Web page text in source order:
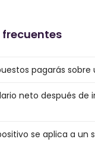
pagarás
neto después
se aplica a un